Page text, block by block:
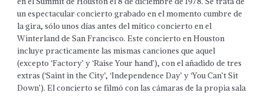
un espectacular concierto grabado en el momento cumbre de
la gira, sólo unos días antes del mítico concierto en el
Winterland de San Francisco. Este concierto en Houston
incluye practicamente las mismas canciones que aquel
(excepto ‘Factory’ y ‘Raise Your hand’), con el añadido de tres
extras (‘Saint in the City’, ‘Independence Day’ y ‘You Can’t Sit
Down’). El concierto se filmó con las cámaras de la propia sala